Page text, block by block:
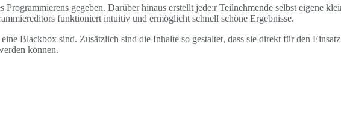
gegeben. Darüber hinaus erstellt jede:r Teilnehmende selbst eigene
funktioniert intuitiv und ermöglicht schnell schöne Ergebnisse.
Blackbox sind. Zusätzlich sind die Inhalte so gestaltet, dass sie direkt für den
können.